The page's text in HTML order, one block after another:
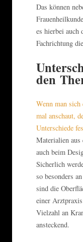
Das können
es hierbei auch
Fachrichtung
den
Wenn man
mal anschaut,
Unterschiede
Materialien aus
auch beim
Sicherlich
so besonders
sind die
einer
Vielzahl an
ansteckend.